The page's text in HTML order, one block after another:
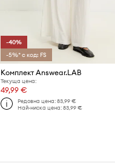
-40%
-5%* с код: FS
Комплект Answear.LAB
Текуща цена:
49,99 €
Редовна цена: 83,99 €
Най-ниска цена: 83,99 €